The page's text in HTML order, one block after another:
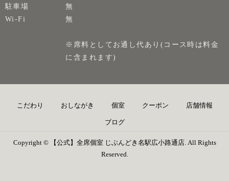
駐車場
無
Wi-Fi
無
※席料としてお通し代あり(コース時は料金
に含まれます)
こだわり おしながき 個室 クーポン 店舗情報
ブログ
Copyright © 【公式】全席個室 じぶんどき名駅広小路通店. All Rights
Reserved.